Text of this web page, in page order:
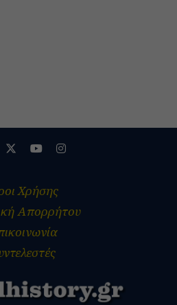
Χρήσης
Απορρήτου